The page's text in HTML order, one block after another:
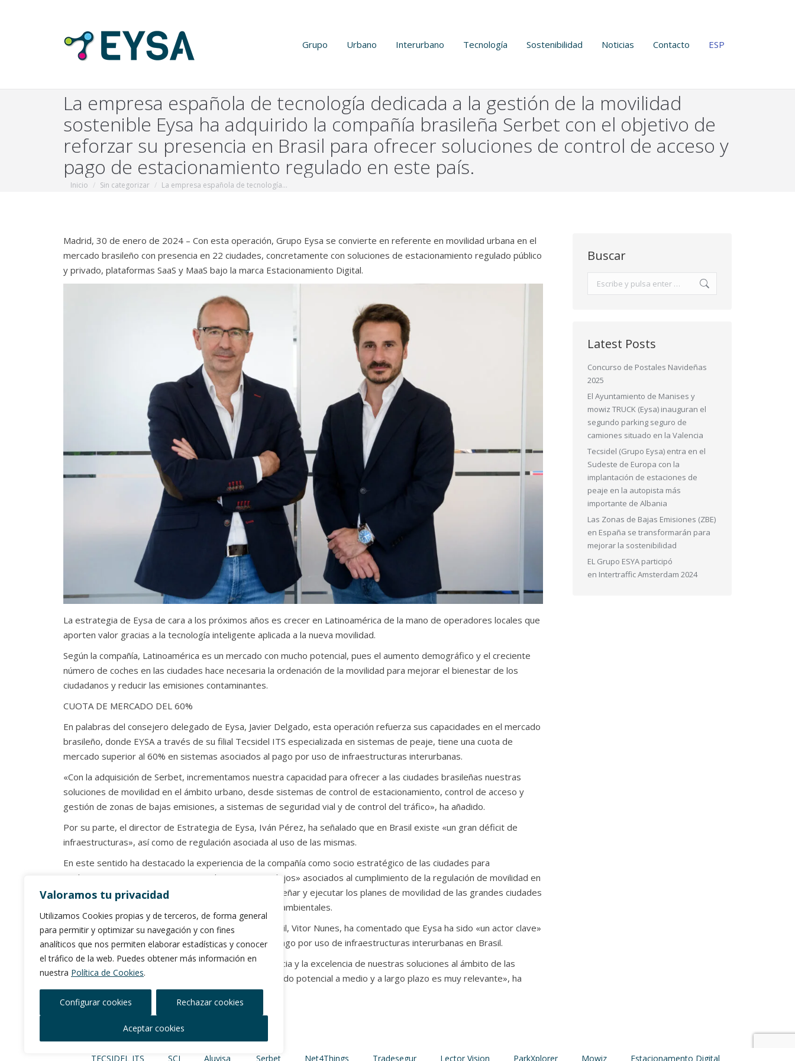
Valoramos tu privacidad
Utilizamos Cookies propias y de terceros, de forma general
para permitir y optimizar su navegación y con fines
analíticos que nos permiten elaborar estadísticas y conocer
el tráfico de la web. Puedes obtener más información en
nuestra Política de Cookies.
Configurar cookies Rechazar cookies
Aceptar cookies
Grupo Urbano Interurbano Tecnología Sostenibilidad Noticias Contacto ESP
La empresa española de tecnología dedicada a la gestión de la movilidad
sostenible Eysa ha adquirido la compañía brasileña Serbet con el objetivo de
reforzar su presencia en Brasil para ofrecer soluciones de control de acceso y
pago de estacionamiento regulado en este país.
Estás aquí:
Inicio Sin categorizar La empresa española de tecnología…
Madrid, 30 de enero de 2024 – Con esta operación, Grupo Eysa se convierte en referente en movilidad urbana en el
mercado brasileño con presencia en 22 ciudades, concretamente con soluciones de estacionamiento regulado público
y privado, plataformas SaaS y MaaS bajo la marca Estacionamiento Digital.
La estrategia de Eysa de cara a los próximos años es crecer en Latinoamérica de la mano de operadores locales que
aporten valor gracias a la tecnología inteligente aplicada a la nueva movilidad.
Según la compañía, Latinoamérica es un mercado con mucho potencial, pues el aumento demográfico y el creciente
número de coches en las ciudades hace necesaria la ordenación de la movilidad para mejorar el bienestar de los
ciudadanos y reducir las emisiones contaminantes.
CUOTA DE MERCADO DEL 60%
En palabras del consejero delegado de Eysa, Javier Delgado, esta operación refuerza sus capacidades en el mercado
brasileño, donde EYSA a través de su filial Tecsidel ITS especializada en sistemas de peaje, tiene una cuota de
mercado superior al 60% en sistemas asociados al pago por uso de infraestructuras interurbanas.
«Con la adquisición de Serbet, incrementamos nuestra capacidad para ofrecer a las ciudades brasileñas nuestras
soluciones de movilidad en el ámbito urbano, desde sistemas de control de estacionamiento, control de acceso y
gestión de zonas de bajas emisiones, a sistemas de seguridad vial y de control del tráfico», ha añadido.
Por su parte, el director de Estrategia de Eysa, Iván Pérez, ha señalado que en Brasil existe «un gran déficit de
infraestructuras», así como de regulación asociada al uso de las mismas.
En este sentido ha destacado la experiencia de la compañía como socio estratégico de las ciudades para
implementar y gestionar sistemas «altamente complejos» asociados al cumplimiento de la regulación de movilidad en
Europa, que va a ser «determinante para ayudar a diseñar y ejecutar los planes de movilidad de las grandes ciudades
brasileñas en el contexto de sus compromisos medioambientales.
Por último, el director general del Grupo Eysa en Brasil, Vitor Nunes, ha comentado que Eysa ha sido «un actor clave»
en la introducción de sistemas de gestión, control y pago por uso de infraestructuras interurbanas en Brasil.
«Esta adquisición nos permite canalizar esta experiencia y la excelencia de nuestras soluciones al ámbito de las
ciudades, donde la oportunidad en términos de mercado potencial a medio y a largo plazo es muy relevante», ha
afirmado.
Buscar
Latest Posts
Concurso de Postales Navideñas
2025
El Ayuntamiento de Manises y
mowiz TRUCK (Eysa) inauguran el
segundo parking seguro de
camiones situado en la Valencia
Tecsidel (Grupo Eysa) entra en el
Sudeste de Europa con la
implantación de estaciones de
peaje en la autopista más
importante de Albania
Las Zonas de Bajas Emisiones (ZBE)
en España se transformarán para
mejorar la sostenibilidad
EL Grupo ESYA participó
en Intertraffic Amsterdam 2024
TECSIDEL ITS SCI Aluvisa Serbet Net4Things Tradesegur Lector Vision ParkXplorer Mowiz Estacionamento Digital